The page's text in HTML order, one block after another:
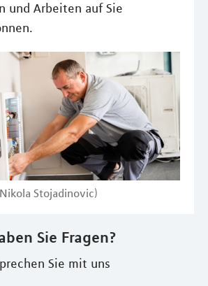
und Arbeiten auf Sie
Stojadinovic)
Sie Fragen?
Sie mit uns